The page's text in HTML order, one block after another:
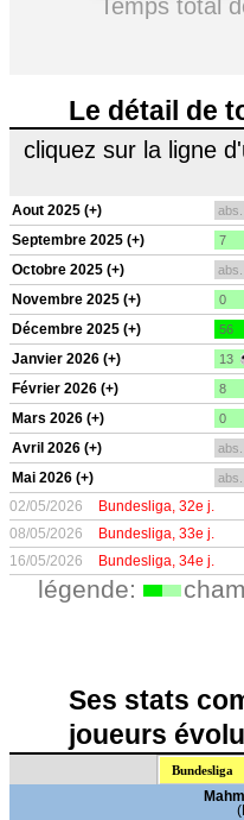
Temps total
Le détail de
cliquez sur la ligne
Aout 2025 (+) abs.
Septembre 2025 (+) 7
Octobre 2025 (+) abs.
Novembre 2025 (+) 0
Décembre 2025 (+) 56
Janvier 2026 (+) 13
Février 2026 (+) 8
Mars 2026 (+) 0
Avril 2026 (+) abs.
Mai 2026 (+) abs.
02/05/2026 Bundesliga, 32e j.
08/05/2026
Bundesliga, 33e j.
16/05/2026
Bundesliga, 34e j.
légende:
Ses stats
joueurs
Bundesliga